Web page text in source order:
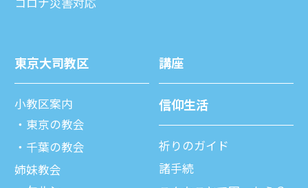
東京⼤司教区
⼩教区案内
東京の教会
千葉の教会
姉妹教会
講座
信仰⽣活
祈りのガイド
諸⼿続